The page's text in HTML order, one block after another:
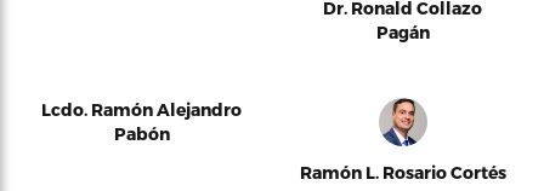
Dr. Ronald Collazo
Pagán
Lcdo. Ramón Alejandro
Pabón
Ramón L. Rosario Cortés